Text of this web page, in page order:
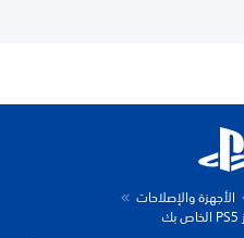
الأجهزة والإصلاحات